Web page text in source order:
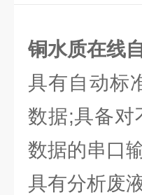
铜水质在线
具有自动标
数据;具备对
数据的串口
具有分析废